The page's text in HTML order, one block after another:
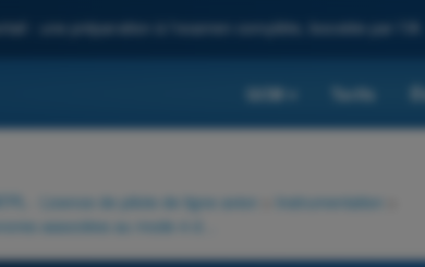
: une préparation à l'examen complète, boostée par l'IA
QCM Tarifs
ATPL - Licence de pilote de ligne avion Instrumentation